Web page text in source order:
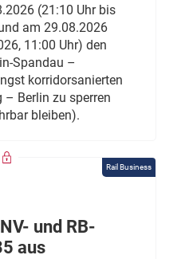
(21:10 Uhr bis
am 29.08.2026
11:00 Uhr) den
Spandau –
korridorsanierten
– Berlin zu sperren
bleiben).
Rail Business
und RB-
aus